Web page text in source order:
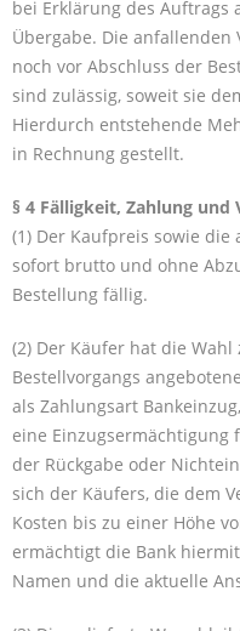
bei Erklärung des Auftrags
Übergabe. Die
noch vor Abschluss der
sind zulässig, soweit sie
Hierdurch entstehende
in Rechnung gestellt.
§ 4 Fälligkeit, Zahlung
(1) Der Kaufpreis sowie die
sofort brutto und ohne
Bestellung fällig.
(2) Der Käufer hat die
Bestellvorgangs
als Zahlungsart
eine Einzugsermächtigung
der Rückgabe oder
sich der Käufers, die dem
Kosten bis zu einer Höhe
ermächtigt die Bank
Namen und die aktuelle